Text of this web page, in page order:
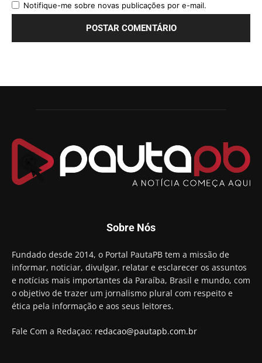
Notifique-me sobre novas publicações por e-mail.
Sobre Nós
Fundado desde 2014, o Portal PautaPB tem a missão de
informar, noticiar, divulgar, relatar e esclarecer os assuntos
e notícias mais importantes da Paraíba, Brasil e mundo, com
o objetivo de trazer um jornalismo plural com respeito e
ética pela informação e aos seus leitores.
Fale Com a Redaçao: redacao@pautapb.com.br